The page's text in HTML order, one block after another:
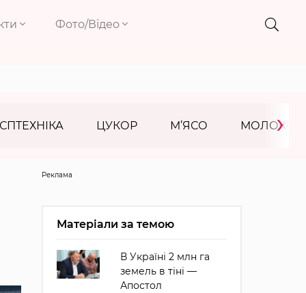
Фото/Відео
ЦУКОР М’ЯСО МОЛОКО
›
Реклама
Матеріали за темою
В Україні 2 млн га
земель в тіні —
Апостол